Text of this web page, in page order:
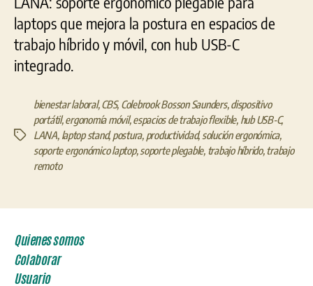
laptops que mejora la postura en espacios de
trabajo híbrido y móvil, con hub USB-C
integrado.
Etiquetas
bienestar laboral,CBS, Colebrook Bosson Saunders, dispositivo
portátil,ergonomía móvil,espacios de trabajo flexible, hub USB-C,
LANA laptop stand,postura, productividad,solución ergonómica,
soporte ergonómico laptop, soporte plegable, trabajo híbrido, trabajo
remoto
Quienes somos
Colaborar
Usuario